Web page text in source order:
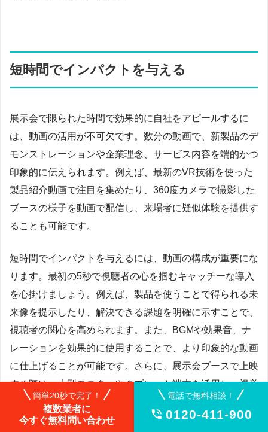
短時間でインパクトを与える
展示会で限られた時間で効果的に自社をアピールするに
は、動画の活用が不可欠です。数分の動画で、新製品のデ
モンストレーションや企業理念、サービス内容を端的かつ
印象的に伝えられます。例えば、最新のVR技術を使った
製品紹介動画で注目を集めたり、360度カメラで撮影した
ブースの様子を動画で配信し、来場者に疑似体験を提供す
ることも可能です。
短時間でインパクトを与えるには、動画の構成が重要にな
ります。最初の5秒で視聴者の心を掴むキャッチーな導入
を心掛けましょう。例えば、製品を使うことで得られる未
来像を提示したり、解決できる課題を明確に示すことで、
視聴者の関心を高められます。また、BGMや効果音、ナ
レーションを効果的に使用することで、より印象的な動画
に仕上げることが可能です。さらに、展示会ブースで上映
する際は、大型モニターやタブレット端末を活用し、視覚
的に訴求力の高い動画コンテンツを展開することで、多く
の来場者の足を止め、商談につなげられるでしょう。動画
簡単20秒で完了！
複数業者に
今すぐ無料問い合わせ
電話で無料相談！
 0120-411-900